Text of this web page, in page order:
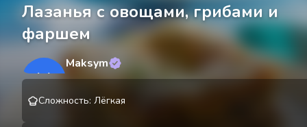
Лазанья с овощами, грибами и
фаршем
M
Maksym
Сложность: Лёгкая